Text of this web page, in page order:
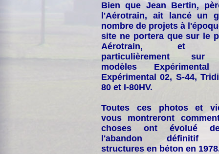
Bien que Jean Bertin,
l'Aérotrain, ait lancé un
nombre de projets à
site ne portera que sur le
Aérotrain, et
particulièrement
modèles
Expérimental 02, S-44,
80 et I-80HV.
Toutes ces photos et
vous montreront
choses ont évolué
l'abandon définitif
structures en béton en